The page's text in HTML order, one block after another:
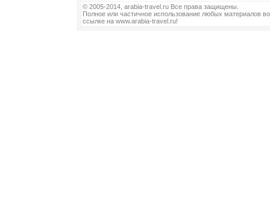
© 2005-2014, arabia-travel.ru Все права защищены.
Полное или частичное использование любых материалов
ссылке на www.arabia-travel.ru!